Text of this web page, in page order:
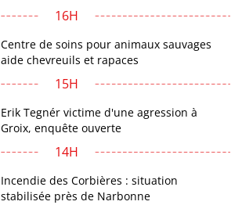
16H
Centre de soins pour animaux sauvages
aide chevreuils et rapaces
15H
Erik Tegnér victime d'une agression à
Groix, enquête ouverte
14H
Incendie des Corbières : situation
stabilisée près de Narbonne